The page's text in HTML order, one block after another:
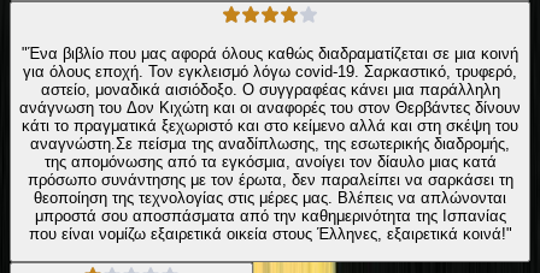
"Ένα βιβλίο που μας αφορά όλους καθώς διαδραματίζεται σε μια κοινή
για όλους εποχή. Τον εγκλεισμό λόγω covid-19. Σαρκαστικό, τρυφερό,
αστείο, μοναδικά αισιόδοξο. Ο συγγραφέας κάνει μια παράλληλη
ανάγνωση του Δον Κιχώτη και οι αναφορές του στον Θερβάντες δίνουν
κάτι το πραγματικά ξεχωριστό και στο κείμενο αλλά και στη σκέψη του
αναγνώστη.Σε πείσμα της αναδίπλωσης, της εσωτερικής διαδρομής,
της απομόνωσης από τα εγκόσμια, ανοίγει τον δίαυλο μιας κατά
πρόσωπο συνάντησης με τον έρωτα, δεν παραλείπει να σαρκάσει τη
θεοποίηση της τεχνολογίας στις μέρες μας. Βλέπεις να απλώνονται
μπροστά σου αποσπάσματα από την καθημερινότητα της Ισπανίας
που είναι νομίζω εξαιρετικά οικεία στους Έλληνες, εξαιρετικά κοινά!"